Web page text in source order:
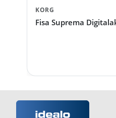
KORG
Fisa Suprema